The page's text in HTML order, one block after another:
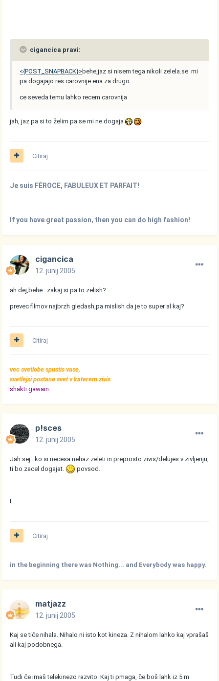
cigancica pravi:
<{POST_SNAPBACK}>behe,jaz si nisem tega nikoli zelela.se mi
pa dogajajo res carovnije ena za drugo.
ce seveda temu lahko recem carovnija
jah, jaz pa si to želim pa se mi ne dogaja
Citiraj
Je suis FÉROCE, FABULEUX ET PARFAIT!
If you have great passion, then you can do high fashion!
cigancica
12. junij 2005
ah dej,behe...zakaj si pa to zelish?
prevec filmov najbrzh gledash,pa mislish da je to super al kaj?
Citiraj
vec svetlobe spustis vase,
svetlejsi postane svet v katerem zivis
shakti gawain
p!sces
12. junij 2005
Jah sej.. ko si necesa nehaz zeleti in preprosto zivis/delujes v zivljenju,
ti bo zacel dogajat.
povsod.
L.
Citiraj
in the beginning there was Nothing... and Everybody was happy.
matjazz
12. junij 2005
Kaj se tiče nihala. Nihalo ni isto kot kineza. Z nihalom lahko kaj vprašaš
ali kaj podobnega.
Tudi če imaš telekinezo razvito. Kaj ti pmaga, če boš lahk iz 5 m